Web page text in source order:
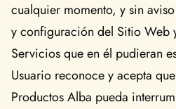
cualquier momento, y sin
y configuración del Sitio Web
Servicios que en él pudieran
Usuario reconoce y acepta
Productos Alba pueda